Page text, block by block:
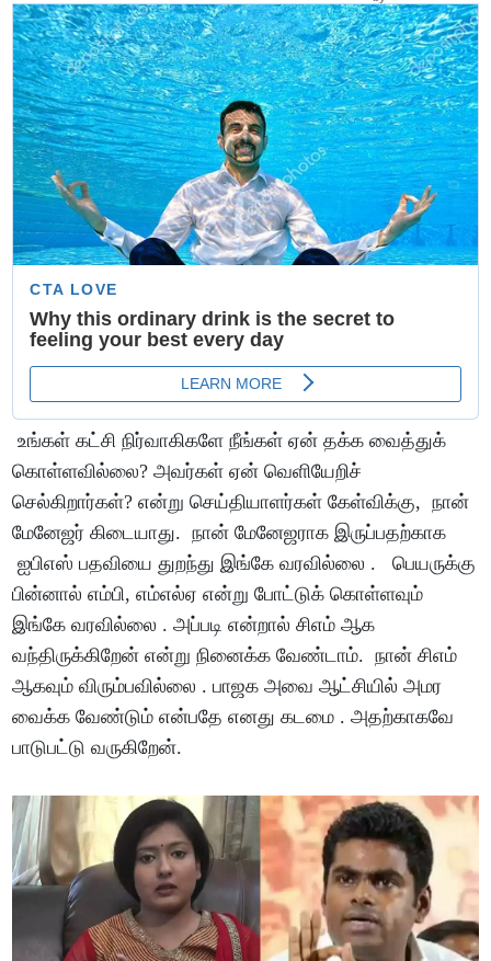
உங்கள் கட்சி நிர்வாகிகளே நீங்கள் ஏன் தக்க வைத்துக்
கொள்ளவில்லை? அவர்கள் ஏன் வெளியேறிச்
செல்கிறார்கள்? என்று செய்தியாளர்கள் கேள்விக்கு, நான்
மேனேஜர் கிடையாது. நான் மேனேஜராக இருப்பதற்காக
ஐபிஎஸ் பதவியை துறந்து இங்கே வரவில்லை . பெயருக்கு
பின்னால் எம்பி, எம்எல்ஏ என்று போட்டுக் கொள்ளவும்
இங்கே வரவில்லை . அப்படி என்றால் சிஎம் ஆக
வந்திருக்கிறேன் என்று நினைக்க வேண்டாம். நான் சிஎம்
ஆகவும் விரும்பவில்லை . பாஜக அவை ஆட்சியில் அமர
வைக்க வேண்டும் என்பதே எனது கடமை . அதற்காகவே
பாடுபட்டு வருகிறேன்.